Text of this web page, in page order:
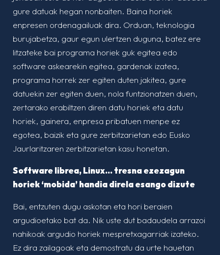
gure datuak hegan nonbaiten. Baina horiek
enpresen ordenagailuak dira. Orduan, teknologia
burujabetza, gaur egun ulertzen duguna, batez ere
litzateke bai programa horiek guk egitea edo
software askearekin egitea, gardenak izatea,
programa horrek zer egiten duten jakitea, gure
datuekin zer egiten duen, nola funtzionatzen duen,
zertarako erabiltzen diren datu horiek eta datu
horiek, gainera, enpresa pribatuen menpe ez
egotea, baizik eta gure zerbitzarietan edo Eusko
Jaurlaritzaren zerbitzarietan kasu honetan.
Software librea, Linux… tresna ezezagun
horiek ‘mobida’ handia direla esango dizute
Bai, entzuten dugu askotan eta hori beraien
argudioetako bat da. Nik uste dut badaudela arrazoi
nahikoak argudio horiek mespretxagarriak izateko.
Ez dira zailagoak eta demostratu da urte hauetan